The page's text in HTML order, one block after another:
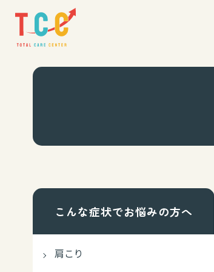
こんな症状でお悩みの方へ
肩こり